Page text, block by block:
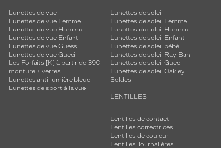
Lunettes de vue
Lunettes de vue Femme
Lunettes de vue Homme
Lunettes de vue Enfant
Lunettes de vue Guess
Lunettes de vue Gucci
Les Forfaits [K] à partir de 39€ -
monture + verres
Lunettes anti-lumière bleue
Lunettes de sport à la vue
Lunettes de soleil
Lunettes de soleil Femme
Lunettes de soleil Homme
Lunettes de soleil Enfant
Lunettes de soleil bébé
Lunettes de soleil Ray-Ban
Lunettes de soleil Gucci
Lunettes de soleil Oakley
Soldes
LENTILLES
Lentilles de contact
Lentilles correctrices
Lentilles de couleur
Lentilles Journalières